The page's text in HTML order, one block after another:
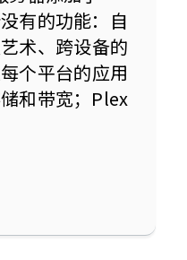
有的功能：自
术、跨设备的
个平台的应用
和带宽；Plex